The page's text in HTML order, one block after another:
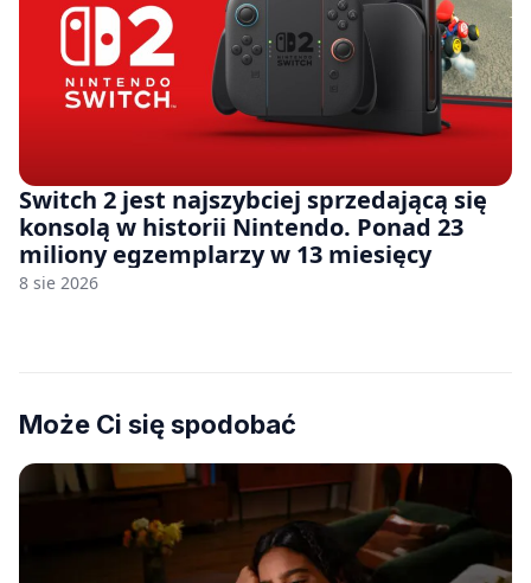
Switch 2 jest najszybciej sprzedającą się
konsolą w historii Nintendo. Ponad 23
miliony egzemplarzy w 13 miesięcy
8 sie 2026
Może Ci się spodobać